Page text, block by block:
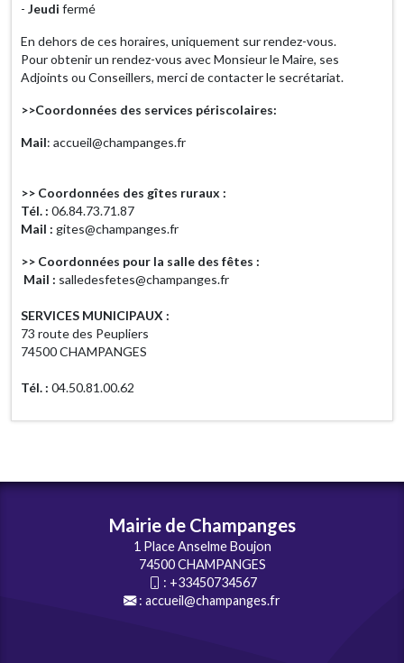
- Jeudi fermé
En dehors de ces horaires, uniquement sur rendez-vous.
Pour obtenir un rendez-vous avec Monsieur le Maire, ses
Adjoints ou Conseillers, merci de contacter le secrétariat.
>>Coordonnées des services périscolaires:
Mail: accueil@champanges.fr
>> Coordonnées des gîtes ruraux :
Tél. : 06.84.73.71.87
Mail : gites@champanges.fr
>> Coordonnées pour la salle des fêtes :
Mail : salledesfetes@champanges.fr
SERVICES MUNICIPAUX :
73 route des Peupliers
74500 CHAMPANGES
Tél. : 04.50.81.00.62
Mairie de Champanges
1 Place Anselme Boujon
74500 CHAMPANGES
: +33450734567
: accueil@champanges.fr